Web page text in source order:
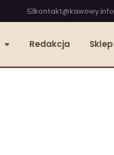
kontakt@kawowy.info
Redakcja Sklep